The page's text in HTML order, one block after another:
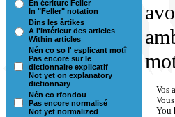
En écriture Feller
In "Feller" notation
Dins les årtikes
A l'intérieur des articles
Within articles
Nén co so l' esplicant motî
Pas encore sur le
dictionnaire explicatif
Not yet on explanatory
dictionnary
Nén co rfondou
Pas encore normalisé
Not yet normalized
Vos
You